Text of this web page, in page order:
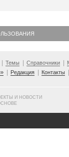
Темы Справочники
Редакция Контакты
И НОВОСТИ